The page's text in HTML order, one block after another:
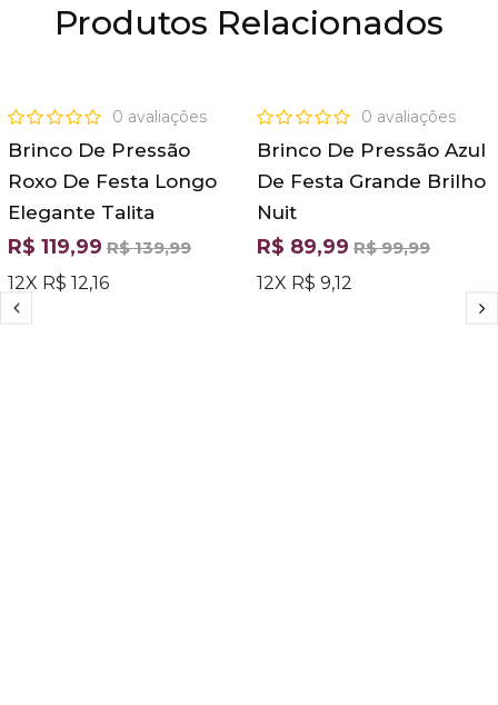
Produtos Relacionados
OFERTA
0 avaliações
Brinco De Pressão
Roxo De Festa Longo
Elegante Talita
R$ 119,99 R$ 139,99
12X R$ 12,16
OFERTA
0 avaliações
Brinco De Pressão Azul
De Festa Grande Brilho
Nuit
R$ 89,99 R$ 99,99
12X R$ 9,12